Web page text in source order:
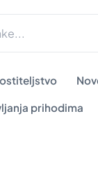
prihodima